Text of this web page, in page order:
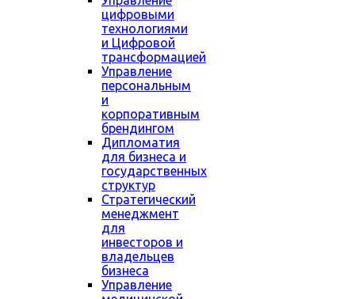
цифровыми
технологиями
и Цифровой
трансформацией
Управление
персональным
и
корпоративным
брендингом
Дипломатия
для бизнеса и
государственных
структур
Стратегический
менеджмент
для
инвесторов и
владельцев
бизнеса
Управление